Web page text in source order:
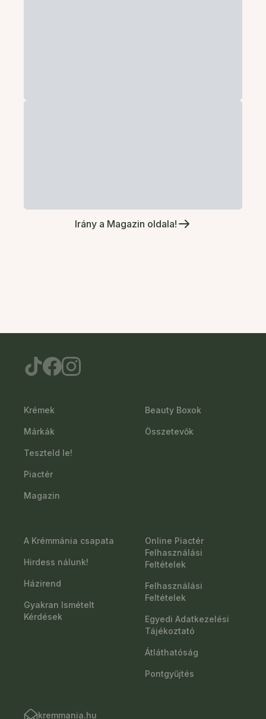
Irány a Magazin oldala!
Krémek
Márkák
Teszteld le!
Piactér
Magazin
Beauty Boxok
Összetevők
A Krémmánia csapata
Hirdess nálunk!
Házirend
Gyakran Ismételt
Kérdések
Online Piactér
Felhasználási
Feltételek
Felhasználási
Feltételek
Egyedi Adatkezelési
Tájékoztató
Átláthatóság
Pontgyűjtés
kremmania.hu